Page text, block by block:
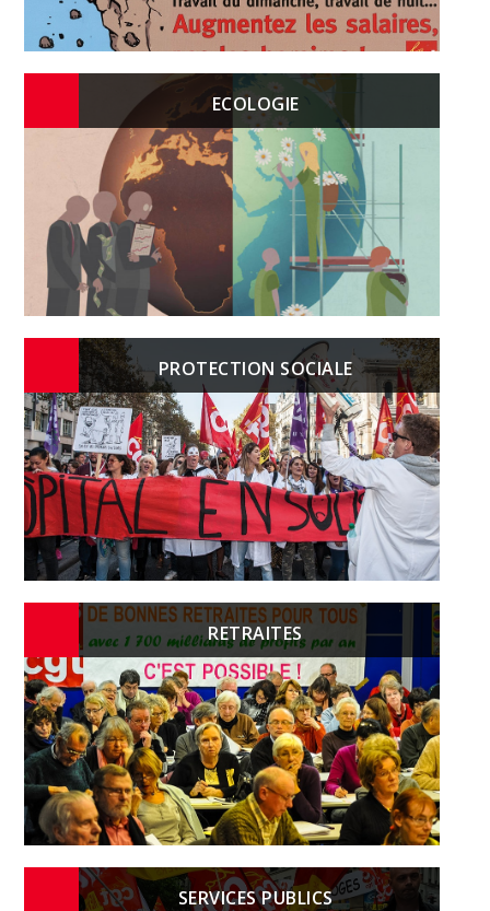
ECOLOGIE
PROTECTION SOCIALE
RETRAITES
SERVICES PUBLICS